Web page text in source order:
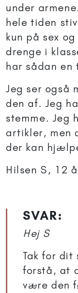
under
hele tiden
kun på sex
drenge i
har sådan
Jeg ser også
den af. Jeg
stemme. Jeg
artikler, men
der kan
Hilsen S, 12
SVAR:
Hej S
Tak for dit
forstå, at
være den